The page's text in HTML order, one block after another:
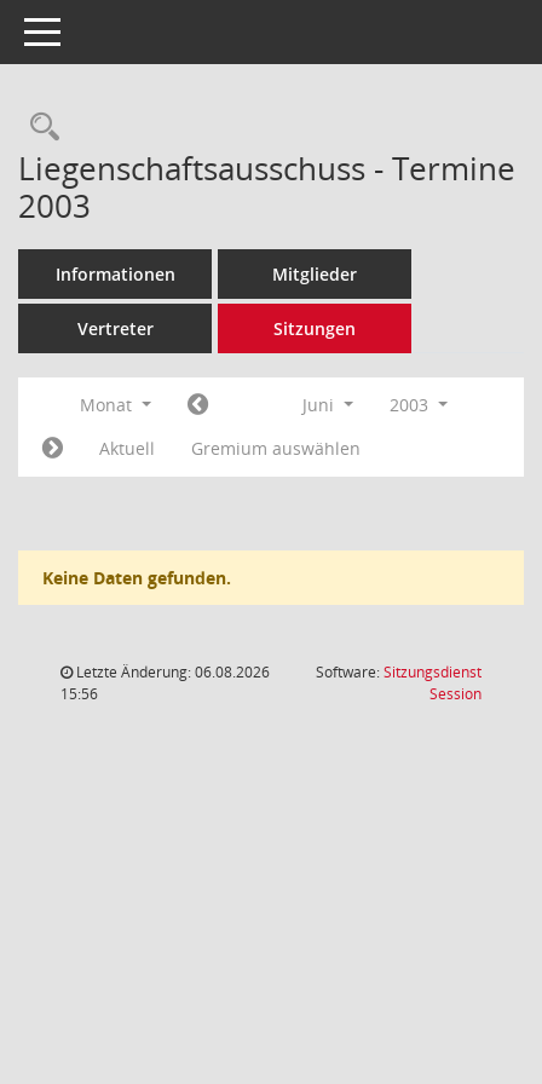
Toggle navigation
Rechercheauswahl
Liegenschaftsausschuss - Termine
2003
Informationen Mitglieder
Vertreter Sitzungen
Monat Juni
2003
Aktuell
Gremium auswählen
Keine Daten gefunden.
Letzte Änderung: 06.08.2026
15:56
Software:Sitzungsdienst
Session(Wird in